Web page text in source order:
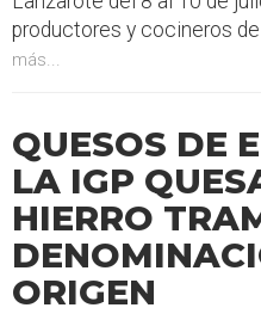
productores y cocineros de
más...
QUESOS DE
LA IGP
HIERRO
ORIGEN